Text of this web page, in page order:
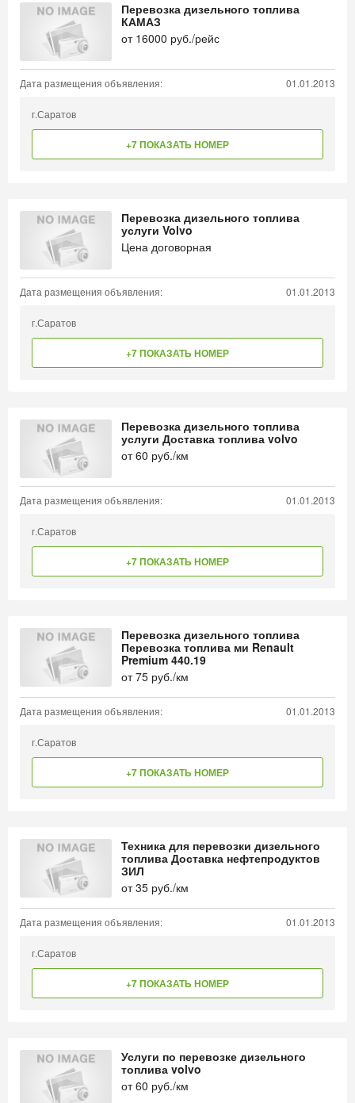
Перевозка дизельного топлива
КАМАЗ
от 16000 руб./рейс
Дата размещения объявления: 01.01.2013
г.Саратов
+7 ПОКАЗАТЬ НОМЕР
Перевозка дизельного топлива
услуги Volvo
Цена договорная
Дата размещения объявления: 01.01.2013
г.Саратов
+7 ПОКАЗАТЬ НОМЕР
Перевозка дизельного топлива
услуги Доставка топлива volvo
от60 руб./км
Дата размещения объявления: 01.01.2013
г.Саратов
+7 ПОКАЗАТЬ НОМЕР
Перевозка дизельного топлива
Перевозка топлива ми Renault
Premium 440.19
от75 руб./км
Дата размещения объявления: 01.01.2013
г.Саратов
+7 ПОКАЗАТЬ НОМЕР
Техника для перевозки дизельного
топлива Доставка нефтепродуктов
ЗИЛ
от35 руб./км
Дата размещения объявления: 01.01.2013
г.Саратов
+7 ПОКАЗАТЬ НОМЕР
Услуги по перевозке дизельного
топлива volvo
от60 руб./км